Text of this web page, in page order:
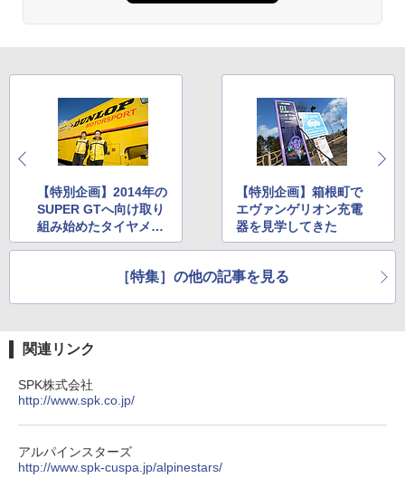
【特別企画】2014年の
SUPER GTへ向け取り
組み始めたタイヤメー
カー（ダンロップ編）
【特別企画】箱根町で
エヴァンゲリオン充電
器を見学してきた
［特集］の他の記事を見る
関連リンク
SPK株式会社
http://www.spk.co.jp/
アルパインスターズ
http://www.spk-cuspa.jp/alpinestars/